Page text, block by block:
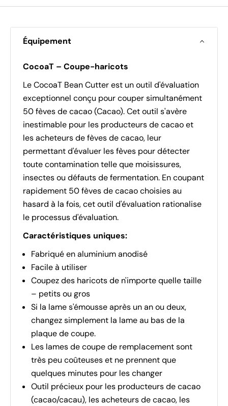
Équipement
CocoaT – Coupe-haricots
Le CocoaT Bean Cutter est un outil d'évaluation
exceptionnel conçu pour couper simultanément
50 fèves de cacao (Cacao). Cet outil s'avère
inestimable pour les producteurs de cacao et
les acheteurs de fèves de cacao, leur
permettant d'évaluer les fèves pour détecter
toute contamination telle que moisissures,
insectes ou défauts de fermentation. En coupant
rapidement 50 fèves de cacao choisies au
hasard à la fois, cet outil d'évaluation rationalise
le processus d'évaluation.
Caractéristiques uniques:
Fabriqué en aluminium anodisé
Facile à utiliser
Coupez des haricots de n'importe quelle taille
– petits ou gros
Si la lame s'émousse après un an ou deux,
changez simplement la lame au bas de la
plaque de coupe.
Les lames de coupe de remplacement sont
très peu coûteuses et ne prennent que
quelques minutes pour les changer
Outil précieux pour les producteurs de cacao
(cacao/cacau), les acheteurs de cacao, les